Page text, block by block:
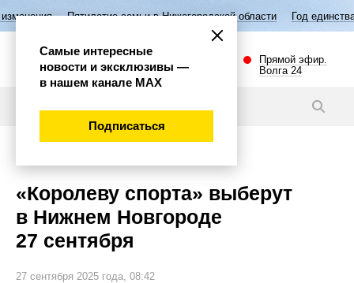
семьи в Нижегородской области Год единства народов России
Прямой эфир.
Волга 24
«Королеву спорта» выберут
в Нижнем Новгороде
27 сентября
27 сентября 2025 года, 08:42
Самые интересные
новости и эксклюзивы —
в нашем канале МАХ
Подписаться